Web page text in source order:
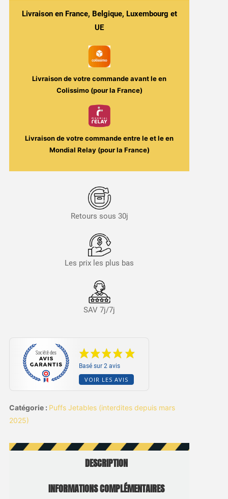
PetiteLivraison en France, Belgique, Luxembourg et
UE
Livraison de votre commande avant leen
Colissimo (pour la France)
Livraison de votre commande entre leet leen
Mondial Relay (pour la France)
Retours sous 30j
Les prix les plus bas
SAV 7j/7j
Basé sur 2 avis
VOIR LES AVIS
Catégorie : Puffs Jetables (interdites depuis mars
2025)
DESCRIPTION
INFORMATIONS COMPLÉMENTAIRES